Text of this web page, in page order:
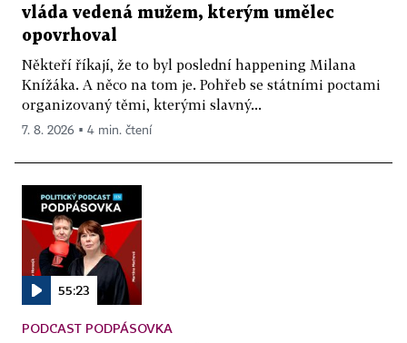
vláda vedená mužem, kterým umělec
opovrhoval
Někteří říkají, že to byl poslední happening Milana
Knížáka. A něco na tom je. Pohřeb se státními poctami
organizovaný těmi, kterými slavný...
7. 8. 2026 ▪ 4 min. čtení
55:23
PODCAST PODPÁSOVKA